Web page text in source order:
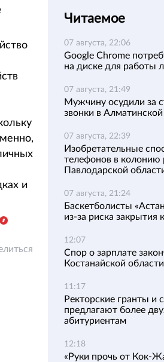
и
Читаемое
07 августа, 22:06
Google Chrome
на диске для работы
07 августа, 21:49
Мужчину осудили за
звонки в
07 августа, 22:39
Изобретательные
телефонов в колонию
Павлодарской
07 августа, 21:24
Баскетболисты
из-за риска закрытия
12:07
Спор о зарплате
Костанайской области
11:17
Ректорские гранты и
предлагают более
абитуриентам
12:18
«Руки прочь от Кок-